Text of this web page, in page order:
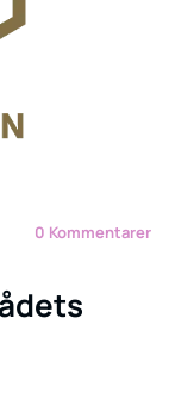
0 Kommentarer